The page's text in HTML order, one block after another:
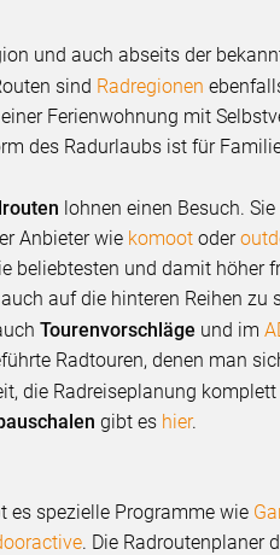
und auch abseits der
sind Radregionen
Ferienwohnung mit
des Radurlaubs ist für
lohnen einen Besuch.
Anbieter wie komoot oder
beliebtesten und damit höher
auf die hinteren Reihen zu
Tourenvorschläge und im
Radtouren, denen man
die Radreiseplanung
gibt es hier.
es spezielle Programme wie
. Die Radroutenplaner